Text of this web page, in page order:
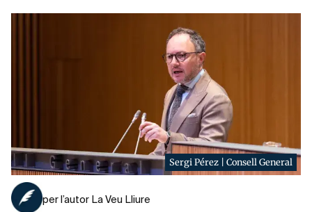
Sergi Pérez | Consell General
per l’autor La Veu Lliure